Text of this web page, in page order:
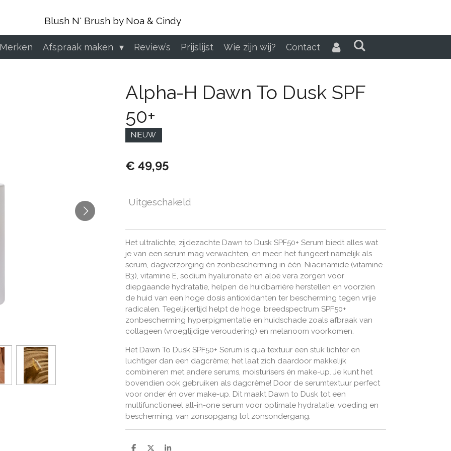
Blush N' Brush by Noa & Cindy
Afspraak maken Review’s Prijslijst Wie zijn wij? Contact
Alpha-H Dawn To Dusk SPF
50+
NIEUW
€ 49,95
Uitgeschakeld
Het ultralichte, zijdezachte Dawn to Dusk SPF50+ Serum biedt alles wat
je van een serum mag verwachten, en meer: het fungeert namelijk als
serum, dagverzorging én zonbescherming in één. Niacinamide (vitamine
B3), vitamine E, sodium hyaluronate en aloë vera zorgen voor
diepgaande hydratatie, helpen de huidbarrière herstellen en voorzien
de huid van een hoge dosis antioxidanten ter bescherming tegen vrije
radicalen. Tegelijkertijd helpt de hoge, breedspectrum SPF50+
zonbescherming hyperpigmentatie en huidschade zoals afbraak van
collageen (vroegtijdige veroudering) en melanoom voorkomen.
Het Dawn To Dusk SPF50+ Serum is qua textuur een stuk lichter en
luchtiger dan een dagcrème; het laat zich daardoor makkelijk
combineren met andere serums, moisturisers én make-up. Je kunt het
bovendien ook gebruiken als dagcrème! Door de serumtextuur perfect
voor onder én over make-up. Dit maakt Dawn to Dusk tot een
multifunctioneel all-in-one serum voor optimale hydratatie, voeding en
bescherming; van zonsopgang tot zonsondergang.